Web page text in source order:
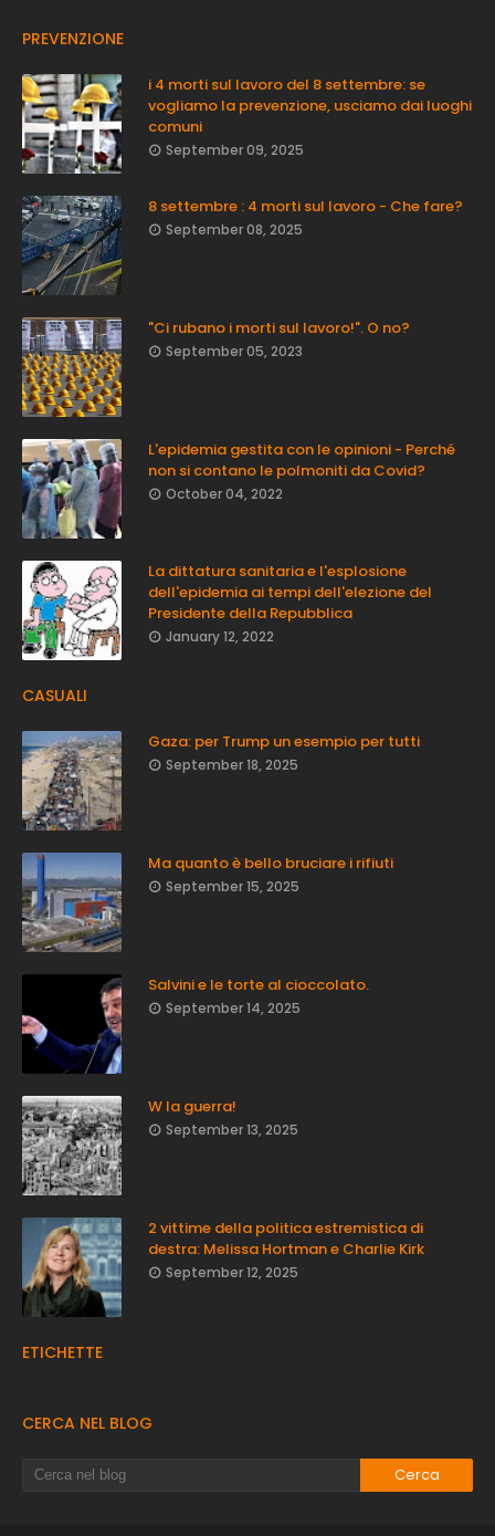
PREVENZIONE
i 4 morti sul lavoro del 8 settembre: se
vogliamo la prevenzione, usciamo dai luoghi
comuni
September 09, 2025
8 settembre : 4 morti sul lavoro - Che fare?
September 08, 2025
"Ci rubano i morti sul lavoro!". O no?
September 05, 2023
L'epidemia gestita con le opinioni - Perché
non si contano le polmoniti da Covid?
October 04, 2022
La dittatura sanitaria e l'esplosione
dell'epidemia ai tempi dell'elezione del
Presidente della Repubblica
January 12, 2022
CASUALI
Gaza: per Trump un esempio per tutti
September 18, 2025
Ma quanto è bello bruciare i rifiuti
September 15, 2025
Salvini e le torte al cioccolato.
September 14, 2025
W la guerra!
September 13, 2025
2 vittime della politica estremistica di
destra: Melissa Hortman e Charlie Kirk
September 12, 2025
ETICHETTE
CERCA NEL BLOG